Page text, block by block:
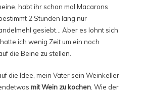
habt ihr schon mal Macarons
2 Stunden lang nur
gesiebt… Aber es lohnt sich
ich wenig Zeit um ein noch
die Beine zu stellen.
die Idee, mein Vater sein Weinkeller
mit Wein zu kochen . Wie der